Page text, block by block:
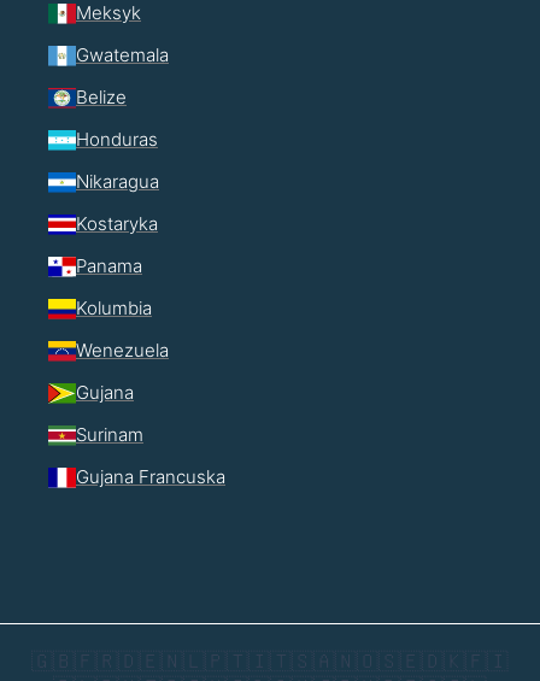
Meksyk
Gwatemala
Belize
Honduras
Nikaragua
Kostaryka
Panama
Kolumbia
Wenezuela
Gujana
Surinam
Gujana Francuska
🇬🇧 🇫🇷 🇩🇪 🇳🇱 🇵🇹 🇮🇹 🇸🇦 🇳🇴 🇸🇪 🇩🇰 🇫🇮